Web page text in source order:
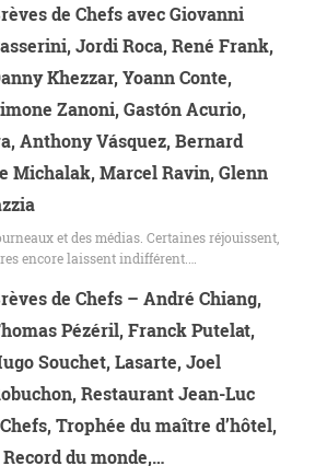
de Chefs avec Giovanni
Jordi Roca, René Frank,
Khezzar, Yoann Conte,
Zanoni, Gastón Acurio,
Anthony Vásquez, Bernard
Michalak, Marcel Ravin, Glenn
et des médias. Certaines réjouissent,
encore laissent indifférent.…
de Chefs – André Chiang,
Pézéril, Franck Putelat,
Souchet, Lasarte, Joel
Restaurant Jean-Luc
Trophée du maître d’hôtel,
du monde,…